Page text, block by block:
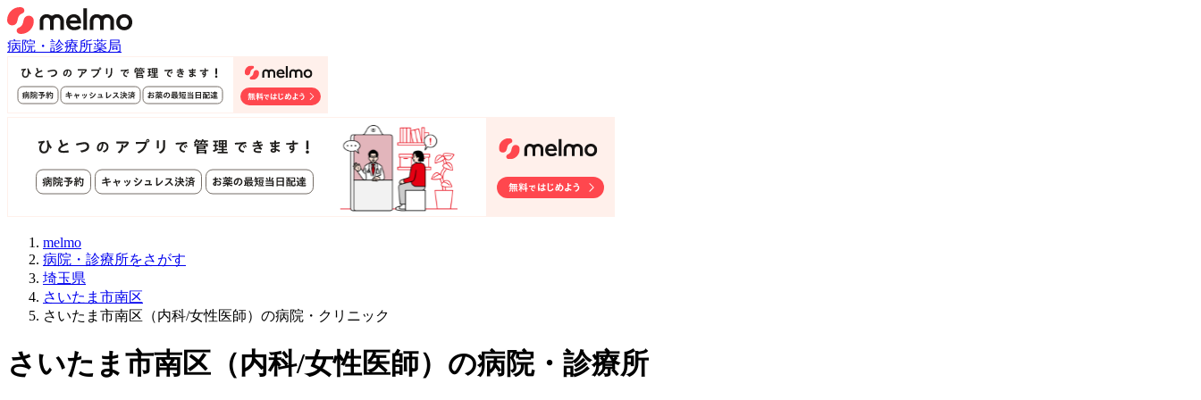
病院・診療所薬局
melmo
病院・診療所をさがす
埼玉県
さいたま市南区
さいたま市南区（内科/女性医師）の病院・クリニック
さいたま市南区 （内科/女性医師） の病院・診療所